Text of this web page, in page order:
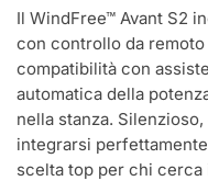
Il WindFree™ Avant S2
con controllo da
compatibilità con
automatica della
nella stanza.
integrarsi
scelta top per chi cerca